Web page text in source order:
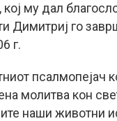
кој му дал
Димитриј го
г.
псалмопејач
молитва кон
наши животни